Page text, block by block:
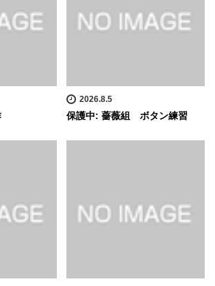
2026.8.5
保護中: 薔薇組 ボタン練習